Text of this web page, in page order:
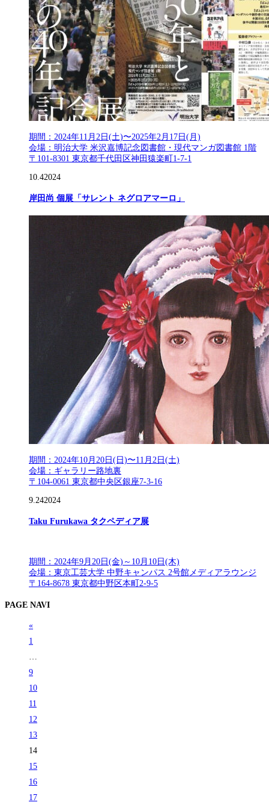
期間：2024年11月2日(土)〜2025年2月17日(月)
会場：明治大学 米沢嘉博記念図書館・現代マンガ図書館 1階
〒101-8301 東京都千代田区神田猿楽町1-7-1
10.42024
岸田尚 個展「サレント ネグロアマーロ」
期間：2024年10月20日(日)〜11月2日(土)
会場：ギャラリー路地裏
〒104-0061 東京都中央区銀座7-3-16
9.242024
Taku Furukawa タクペディア展
期間：2024年9月20日(金)～10月10日(木)
会場：東京工芸大学 中野キャンパス 2号館メディアラウンジ
〒164-8678 東京都中野区本町2-9-5
PAGE NAVI
«
1
…
9
10
11
12
13
14
15
16
17